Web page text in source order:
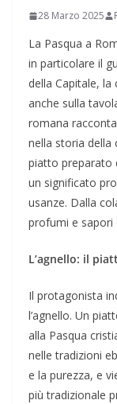
28 Marzo 2025
La Pasqua a
in particolare il
della Capitale,
anche sulla
romana
nella storia della
piatto preparato
un significato
usanze. Dalla
profumi e sapori
L’agnello: il
Il protagonista
l’agnello. Un
alla Pasqua
nelle tradizioni
e la purezza, e
più tradizionale